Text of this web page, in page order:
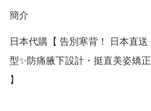
簡介
日本代購【﻿ 告別寒背！ 日本直
型✨防痛腋下設計・挺直美姿矯
】